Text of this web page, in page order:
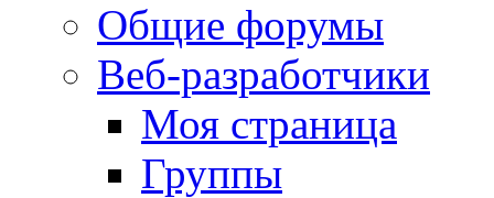
Общие форумы
Веб-разработчики
Моя страница
Группы